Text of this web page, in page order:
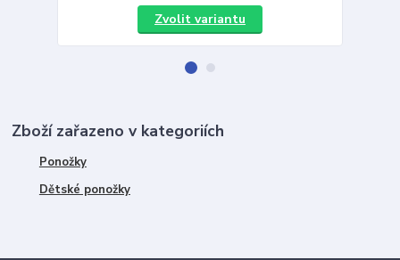
Zvolit variantu
Zboží zařazeno v kategoriích
Ponožky
Dětské ponožky